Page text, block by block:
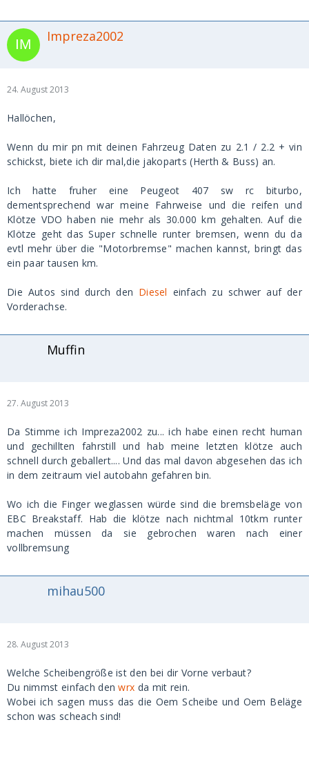
Impreza2002
24. August 2013
Hallöchen,
Wenn du mir pn mit deinen Fahrzeug Daten zu 2.1 / 2.2 + vin
schickst, biete ich dir mal,die jakoparts (Herth & Buss) an.
Ich hatte fruher eine Peugeot 407 sw rc biturbo,
dementsprechend war meine Fahrweise und die reifen und
Klötze VDO haben nie mehr als 30.000 km gehalten. Auf die
Klötze geht das Super schnelle runter bremsen, wenn du da
evtl mehr über die "Motorbremse" machen kannst, bringt das
ein paar tausen km.
Die Autos sind durch den Diesel einfach zu schwer auf der
Vorderachse.
Muffin
27. August 2013
Da Stimme ich Impreza2002 zu... ich habe einen recht human
und gechillten fahrstill und hab meine letzten klötze auch
schnell durch geballert.... Und das mal davon abgesehen das ich
in dem zeitraum viel autobahn gefahren bin.
Wo ich die Finger weglassen würde sind die bremsbeläge von
EBC Breakstaff. Hab die klötze nach nichtmal 10tkm runter
machen müssen da sie gebrochen waren nach einer
vollbremsung
mihau500
28. August 2013
Welche Scheibengröße ist den bei dir Vorne verbaut?
Du nimmst einfach denwrx da mit rein.
Wobei ich sagen muss das die Oem Scheibe und Oem Beläge
schon was scheach sind!